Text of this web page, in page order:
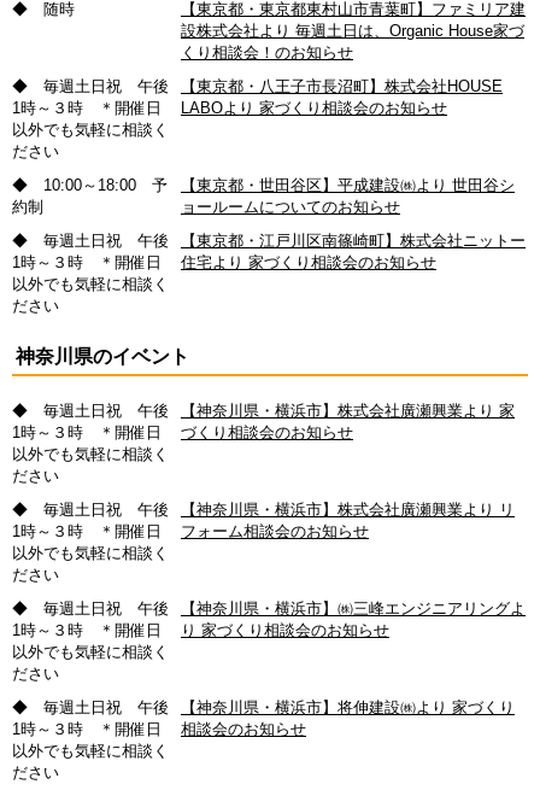
◆ 随時
【東京都・東京都東村山市青葉町】ファミリア建
設株式会社より 毎週土日は、Organic House家づ
くり相談会！のお知らせ
◆ 毎週土日祝 午後
1時～３時 ＊開催日
以外でも気軽に相談く
ださい
【東京都・八王子市長沼町】株式会社HOUSE
LABOより 家づくり相談会のお知らせ
◆ 10:00～18:00 予
約制
【東京都・世田谷区】平成建設㈱より 世田谷シ
ョールームについてのお知らせ
◆ 毎週土日祝 午後
1時～３時 ＊開催日
以外でも気軽に相談く
ださい
【東京都・江戸川区南篠崎町】株式会社ニットー
住宅より 家づくり相談会のお知らせ
神奈川県のイベント
◆ 毎週土日祝 午後
1時～３時 ＊開催日
以外でも気軽に相談く
ださい
【神奈川県・横浜市】株式会社廣瀬興業より 家
づくり相談会のお知らせ
◆ 毎週土日祝 午後
1時～３時 ＊開催日
以外でも気軽に相談く
ださい
【神奈川県・横浜市】株式会社廣瀬興業より リ
フォーム相談会のお知らせ
◆ 毎週土日祝 午後
1時～３時 ＊開催日
以外でも気軽に相談く
ださい
【神奈川県・横浜市】㈱三峰エンジニアリングよ
り 家づくり相談会のお知らせ
◆ 毎週土日祝 午後
1時～３時 ＊開催日
以外でも気軽に相談く
ださい
【神奈川県・横浜市】将伸建設㈱より 家づくり
相談会のお知らせ